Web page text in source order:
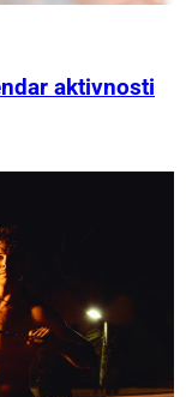
aktivnosti